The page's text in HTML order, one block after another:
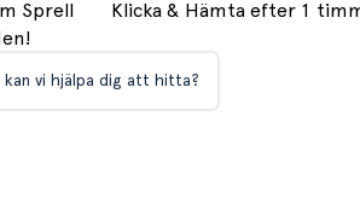
Sprell Klicka & Hämta efter 1
kan vi hjälpa dig att hitta?